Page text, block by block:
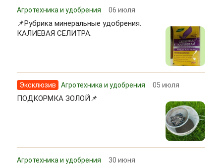
Агротехника и удобрения 06 июля
📌Рубрика минеральные удобрения.
КАЛИЕВАЯ СЕЛИТРА.
Эксклюзив Агротехника и удобрения 05 июля
ПОДКОРМКА ЗОЛОЙ📌
Агротехника и удобрения 30 июня